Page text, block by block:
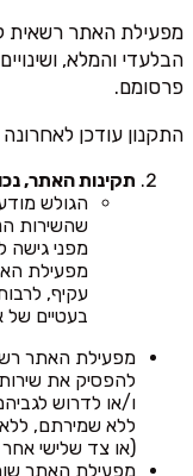
מפעילת האתר רשאית
הבלעדי והמלא,
פרסומם.
התקנון עודכן לאחרונה ביום 28 לחודש
תקינות האתר,
הגולש
שהשירות
מפני גישה
מפעילת
עקיף,
בעטיים של
מפעילת האתר
להפסיק את
ו/או לדרוש
ללא שמירתם,
(או צד שלישי
מפעילת האתר